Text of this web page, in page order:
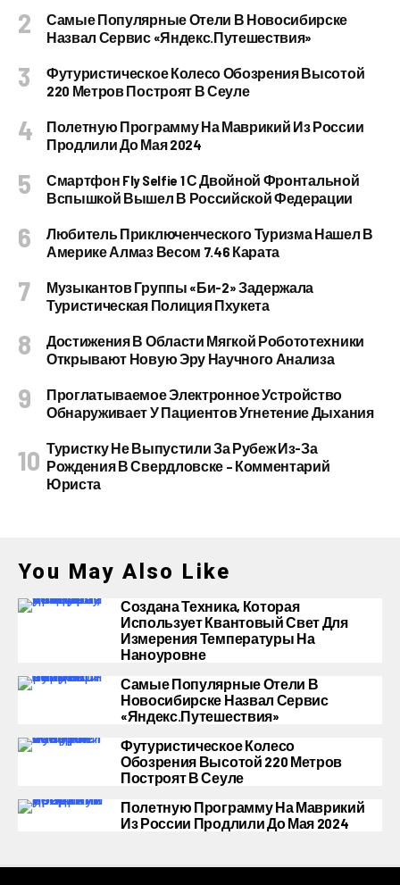
Самые Популярные Отели В Новосибирске
Назвал Сервис «Яндекс.Путешествия»
Футуристическое Колесо Обозрения Высотой
220 Метров Построят В Сеуле
Полетную Программу На Маврикий Из России
Продлили До Мая 2024
Смартфон Fly Selfie 1 С Двойной Фронтальной
Вспышкой Вышел В Российской Федерации
Любитель Приключенческого Туризма Нашел В
Америке Алмаз Весом 7.46 Карата
Музыкантов Группы «Би-2» Задержала
Туристическая Полиция Пхукета
Достижения В Области Мягкой Робототехники
Открывают Новую Эру Научного Анализа
Проглатываемое Электронное Устройство
Обнаруживает У Пациентов Угнетение Дыхания
Туристку Не Выпустили За Рубеж Из-За
Рождения В Свердловске – Комментарий
Юриста
You May Also Like
Создана Техника, Которая
Использует Квантовый Свет Для
Измерения Температуры На
Наноуровне
Самые Популярные Отели В
Новосибирске Назвал Сервис
«Яндекс.Путешествия»
Футуристическое Колесо
Обозрения Высотой 220 Метров
Построят В Сеуле
Полетную Программу На Маврикий
Из России Продлили До Мая 2024